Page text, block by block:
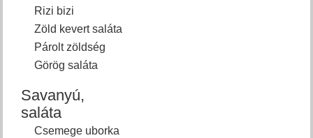
Rizi bizi
Zöld kevert saláta
Párolt zöldség
Görög saláta
Savanyú,
saláta
Csemege uborka